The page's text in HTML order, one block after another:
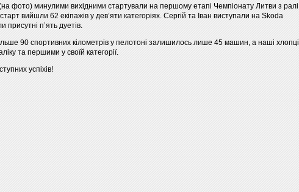
(на фото) минулими вихідними стартували на першому етапі Чемпіонату Литви з ралі
вийшли 62 екіпажів у дев’яти категоріях. Сергій та Іван виступали на Skoda
присутні п’ять дуетів.
90 спортивних кілометрів у пелотоні залишилось лише 45 машин, а наші хлопці
та першими у своїй категорії.
успіхів!